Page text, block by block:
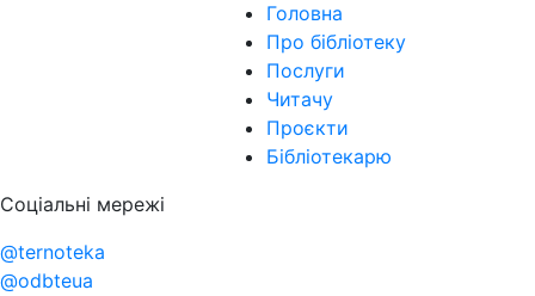
Головна
Про бібліотеку
Послуги
Читачу
Проєкти
Бібліотекарю
Соціальні мережі
@ternoteka
@odbteua